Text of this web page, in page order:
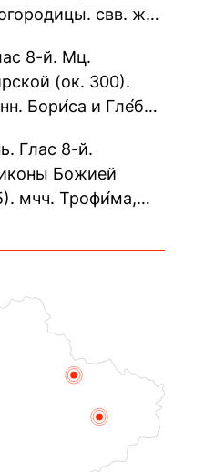
свв. жен
девы,...
8-й. Мц.
(ок. 300).
Бори́са и Гле́ба,
Прп....
Глас 8-й.
Божией
мчч. Трофи́ма,
прав.